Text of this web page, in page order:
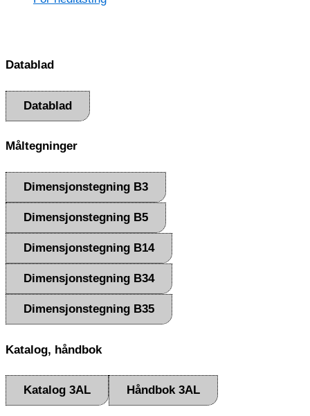
Datablad
Datablad
Måltegninger
Dimensjonstegning B3
Dimensjonstegning B5
Dimensjonstegning B14
Dimensjonstegning B34
Dimensjonstegning B35
Katalog, håndbok
Katalog 3AL Håndbok 3AL